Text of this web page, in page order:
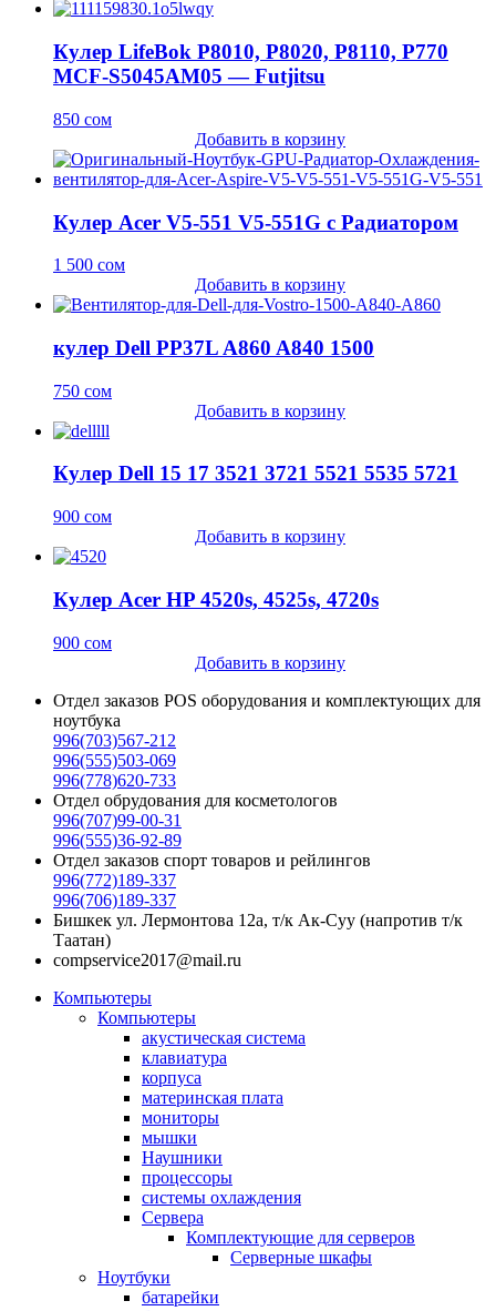
Кулер LifeBok P8010, P8020, P8110, P770
MCF-S5045AM05 — Futjitsu
850 сом
Добавить в корзину
Кулер Acer V5-551 V5-551G с Радиатором
1 500 сом
Добавить в корзину
кулер Dell PP37L A860 A840 1500
750 сом
Добавить в корзину
Кулер Dell 15 17 3521 3721 5521 5535 5721
900 сом
Добавить в корзину
Кулер Acer HP 4520s, 4525s, 4720s
900 сом
Добавить в корзину
Отдел заказов POS оборудования и комплектующих для
ноутбука
996(703)567-212
996(555)503-069
996(778)620-733
Отдел обрудования для косметологов
996(707)99-00-31
996(555)36-92-89
Отдел заказов спорт товаров и рейлингов
996(772)189-337
996(706)189-337
Бишкек ул. Лермонтова 12а, т/к Ак-Суу (напротив т/к
Таатан)
compservice2017@mail.ru
Компьютеры
Компьютеры
акустическая система
клавиатура
корпуса
материнская плата
мониторы
мышки
Наушники
процессоры
системы охлаждения
Сервера
Комплектующие для серверов
Серверные шкафы
Ноутбуки
батарейки